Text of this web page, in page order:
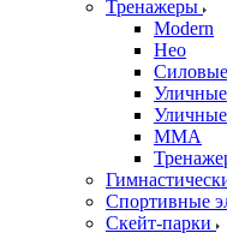
Тренажеры
Modern
Нео
ММА
Спортивные
Скейт-парки